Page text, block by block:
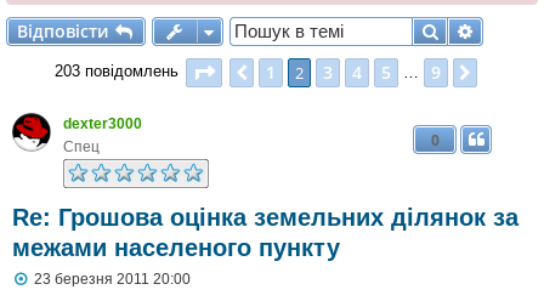
Відповісти
Відповісти Пошук
203 повідомлень Сторінка2 з9
Поперед.
1 2 3 4 5 … 9
dexter3000
Спец
Re: Грошова оцінка земельних ділянок за
межами населеного пункту
0
П
23 березня 2011 20:00